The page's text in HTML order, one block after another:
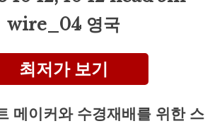
wire_04 영국
최저가 보기
메이커와 수경재배를 위한 스